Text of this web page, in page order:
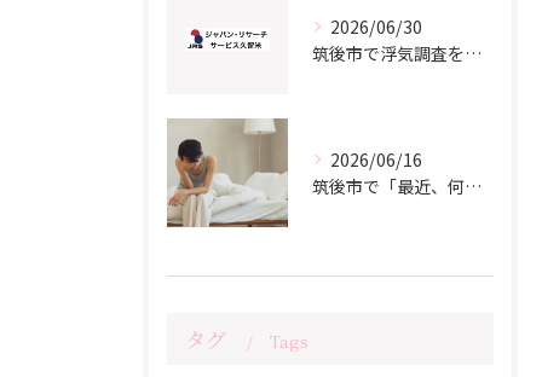
2026/06/30
筑後市で浮気調査をご検討の方へ｜よくある質問と知っておきたいポイント
2026/06/16
筑後市で「最近、何か違う…」と感じているあなたへ
タグ Tags